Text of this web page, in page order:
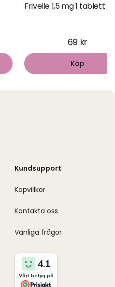
Frivelle 1,5 mg 1 tablett
69 kr
Köp
Kundsupport
Köpvillkor
Kontakta oss
Vanliga frågor